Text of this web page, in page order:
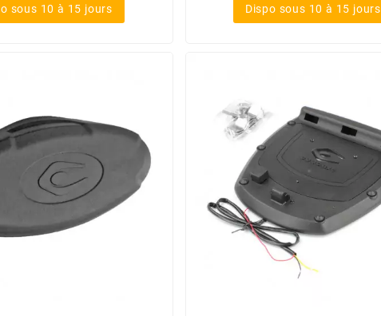
sous 10 à 15 jours Dispo sous 10 à 15 jours